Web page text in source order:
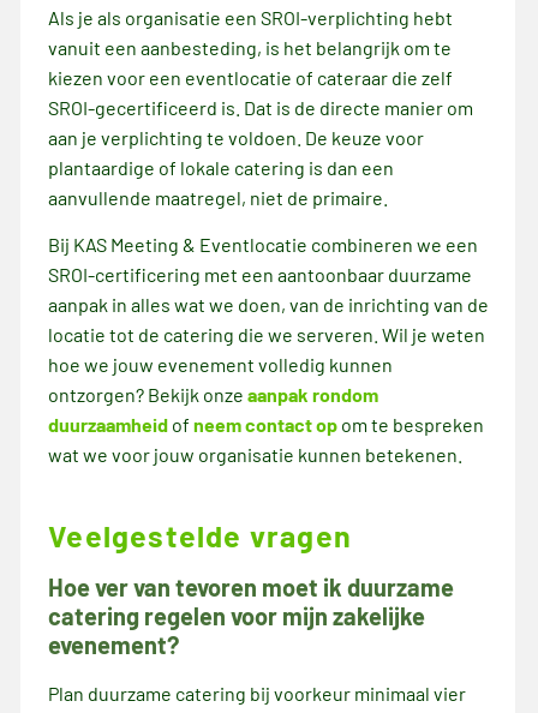
Als je als organisatie een SROI-verplichting hebt
vanuit een aanbesteding, is het belangrijk om te
kiezen voor een eventlocatie of cateraar die zelf
SROI-gecertificeerd is. Dat is de directe manier om
aan je verplichting te voldoen. De keuze voor
plantaardige of lokale catering is dan een
aanvullende maatregel, niet de primaire.
Bij KAS Meeting & Eventlocatie combineren we een
SROI-certificering met een aantoonbaar duurzame
aanpak in alles wat we doen, van de inrichting van de
locatie tot de catering die we serveren. Wil je weten
hoe we jouw evenement volledig kunnen
ontzorgen? Bekijk onzeaanpak rondom
duurzaamheid ofneem contact op om te bespreken
wat we voor jouw organisatie kunnen betekenen.
Veelgestelde vragen
Hoe ver van tevoren moet ik duurzame
catering regelen voor mijn zakelijke
evenement?
Plan duurzame catering bij voorkeur minimaal vier